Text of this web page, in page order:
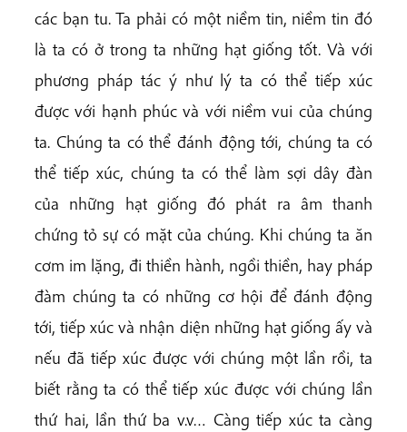
các bạn tu. Ta phải có một niềm tin, niềm tin đó
là ta có ở trong ta những hạt giống tốt. Và với
phương pháp tác ý như lý ta có thể tiếp xúc
được với hạnh phúc và với niềm vui của chúng
ta. Chúng ta có thể đánh động tới, chúng ta có
thể tiếp xúc, chúng ta có thể làm sợi dây đàn
của những hạt giống đó phát ra âm thanh
chứng tỏ sự có mặt của chúng. Khi chúng ta ăn
cơm im lặng, đi thiền hành, ngồi thiền, hay pháp
đàm chúng ta có những cơ hội để đánh động
tới, tiếp xúc và nhận diện những hạt giống ấy và
nếu đã tiếp xúc được với chúng một lần rồi, ta
biết rằng ta có thể tiếp xúc được với chúng lần
thứ hai, lần thứ ba v.v… Càng tiếp xúc ta càng